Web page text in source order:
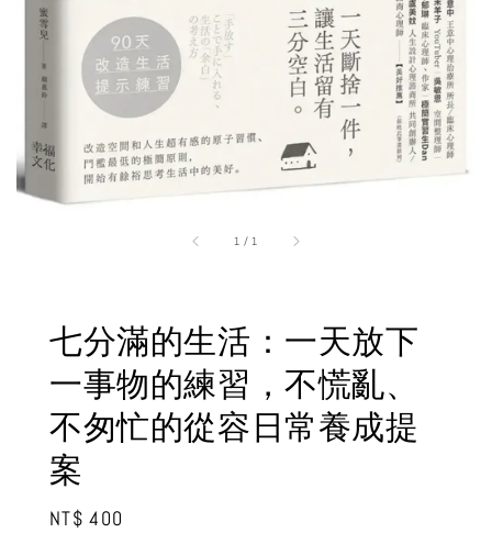
1 / 1
七分滿的生活：一天放下
一事物的練習，不慌亂、
不匆忙的從容日常養成提
案
Regular
NT$ 400